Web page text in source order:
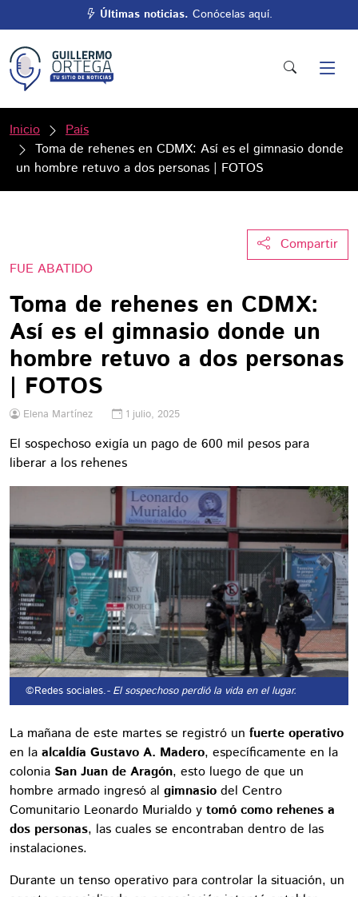
Últimas noticias. Conócelas aquí.
Inicio
País
Toma de rehenes en CDMX: Así es el gimnasio donde
un hombre retuvo a dos personas | FOTOS
Compartir
FUE ABATIDO
Toma de rehenes en CDMX:
Así es el gimnasio donde un
hombre retuvo a dos personas
| FOTOS
Elena Martínez 1 julio, 2025
El sospechoso exigía un pago de 600 mil pesos para
liberar a los rehenes
©Redes sociales.- El sospechoso perdió la vida en el lugar.
La mañana de este martes se registró un fuerte operativo
en la alcaldía Gustavo A. Madero, específicamente en la
colonia San Juan de Aragón, esto luego de que un
hombre armado ingresó al gimnasio del Centro
Comunitario Leonardo Murialdo y tomó como rehenes a
dos personas, las cuales se encontraban dentro de las
instalaciones.
Durante un tenso operativo para controlar la situación, un